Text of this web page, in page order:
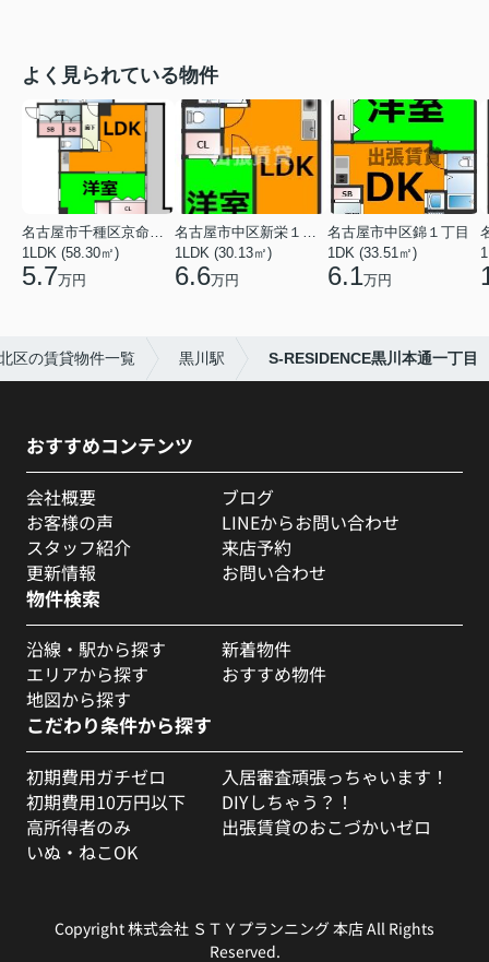
よく見られている物件
1LDK (58.30㎡)
5.7万円
1LDK (30.13㎡)
6.6万円
名古屋市中区錦１丁目
1DK (33.51㎡)
6.1万円
区の賃貸物件一覧 黒川駅 S-RESIDENCE黒川本通一丁目
おすすめコンテンツ
会社概要
お客様の声
スタッフ紹介
更新情報
ブログ
LINEからお問い合わせ
来店予約
お問い合わせ
物件検索
沿線・駅から探す
エリアから探す
地図から探す
新着物件
おすすめ物件
こだわり条件から探す
初期費用ガチゼロ
初期費用10万円以下
高所得者のみ
いぬ・ねこOK
入居審査頑張っちゃいます！
DIYしちゃう？！
出張賃貸のおこづかいゼロ
Copyright 株式会社 ＳＴＹプランニング 本店 All Rights
Reserved.